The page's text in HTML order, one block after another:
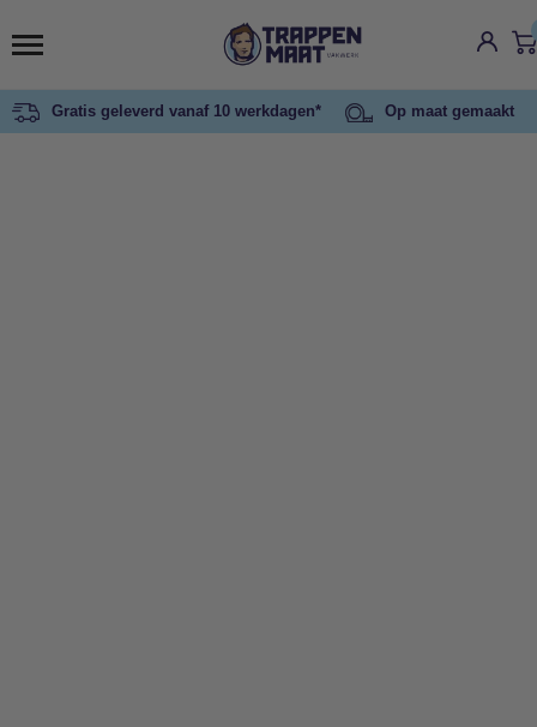
Gratis geleverd vanaf 10 werkdagen* Op maat gemaakt